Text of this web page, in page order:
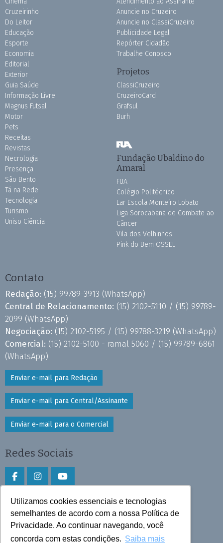
Utilizamos cookies essenciais e tecnologias
semelhantes de acordo com a nossa Política de
Privacidade. Ao continuar navegando, você
concorda com estas condições. Saiba mais
Cruzeirinho
Do Leitor
Educação
Esporte
Economia
Editorial
Exterior
Guia Saúde
Informação Livre
Magnus Futsal
Motor
Pets
Receitas
Revistas
Necrologia
Presença
São Bento
Tá na Rede
Tecnologia
Turismo
Uniso Ciência
Anuncie no Cruzeiro
Anuncie no ClassiCruzeiro
Publicidade Legal
Repórter Cidadão
Trabalhe Conosco
Projetos
ClassiCruzeiro
CruzeiroCard
Grafsul
Burh
Fundação Ubaldino do
Amaral
FUA
Colégio Politécnico
Lar Escola Monteiro Lobato
Liga Sorocabana de Combate ao
Câncer
Vila dos Velhinhos
Pink do Bem OSSEL
Contato
Redação: (15) 99789-3913 (WhatsApp)
Central de Relacionamento: (15) 2102-5110 / (15) 99789-
2099 (WhatsApp)
Negociação: (15) 2102-5195 / (15) 99788-3219 (WhatsApp)
Comercial: (15) 2102-5100 - ramal 5060 / (15) 99789-6861
(WhatsApp)
Enviar e-mail para Redação
Enviar e-mail para Central/Assinante
Enviar e-mail para o Comercial
Redes Sociais
Faça download do aplicativo
Play Store e App Store